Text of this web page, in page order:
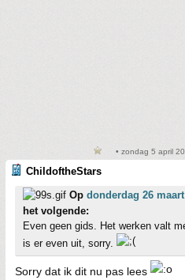
• zondag 5 april
ChildoftheStars
Op donderdag 26 maart
het volgende:
Even geen gids. Het werken valt
is er even uit, sorry.
Sorry dat ik dit nu pas lees